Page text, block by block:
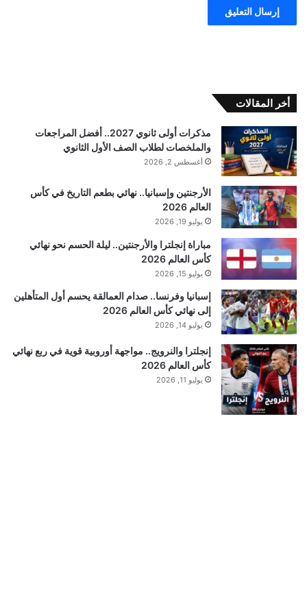
أخر المقالات
مذكرات أولى ثانوي 2027.. أفضل المراجعات
والملخصات لطلاب الصف الأول الثانوي
أغسطس 2, 2026
الأرجنتين وإسبانيا.. نهائي بطعم التاريخ في كأس
العالم 2026
يوليو 19, 2026
مباراة إنجلترا والأرجنتين.. ليلة الحسم نحو نهائي
كأس العالم 2026
يوليو 15, 2026
إسبانيا وفرنسا.. صدام العمالقة يحسم أول المتأهلين
إلى نهائي كأس العالم 2026
يوليو 14, 2026
إنجلترا والنرويج.. مواجهة أوروبية قوية في ربع نهائي
كأس العالم 2026
يوليو 11, 2026